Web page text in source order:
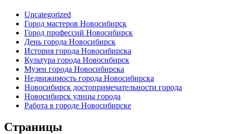
Uncategorized
Город мастеров Новосибирск
Город профессий Новосибирск
День города Новосибирск
История города Новосибирска
Культура города Новосибирск
Музеи города Новосибирска
Недвижимость города Новосибирска
Новосибирск достопримечательности города
Новосибирск улицы города
Работа в городе Новосибирске
Страницы